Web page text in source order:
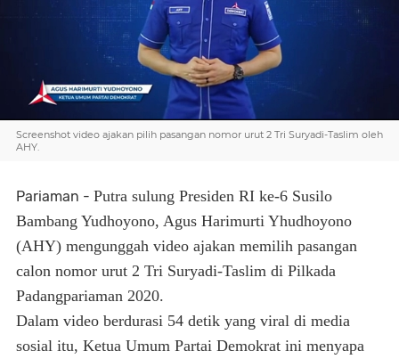
Screenshot video ajakan pilih pasangan nomor urut 2 Tri Suryadi-Taslim oleh
AHY.
Pariaman - Putra sulung Presiden RI ke-6 Susilo
Bambang Yudhoyono, Agus Harimurti Yhudhoyono
(AHY) mengunggah video ajakan memilih pasangan
calon nomor urut 2 Tri Suryadi-Taslim di Pilkada
Padangpariaman 2020.
Dalam video berdurasi 54 detik yang viral di media
sosial itu, Ketua Umum Partai Demokrat ini menyapa